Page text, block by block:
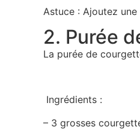
Astuce : Ajoutez
2. Purée
La purée de
Ingrédients :
– 3 grosses